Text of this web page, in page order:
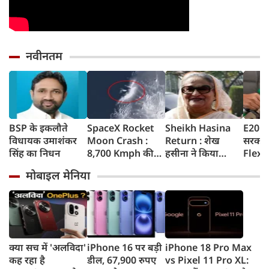
नवीनतम
BSP के इकलौते
विधायक उमाशंकर
सिंह का निधन
SpaceX Rocket
Moon Crash :
8,700 Kmph की
टकराया SpaceX
रॉकेट का हिस्सा,
वैज्ञानिकों ने
टेलीस्कोप से रखी
नजर, देखें Video
Sheikh Hasina
Return : शेख
हसीना ने किया
बांग्लादेश लौटूंगी,
बोलीं- गिरफ्तारी या
मौत का भी डर नहीं,
भारत ने कार्यक्रम से
क्यों बनाई दूरी
E20
Flex-
मोबाइल मेनिया
क्या सच में 'अलविदा'
कह रहा है
iPhone 16 पर बड़ी
डील, 67,900 रुपए
iPhone 18 Pro Max
vs Pixel 11 Pro XL: